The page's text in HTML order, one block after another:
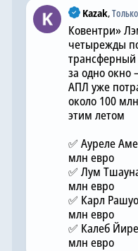
Kazak,
Ковентри»
четырежды
за одно окно
АПЛ уже
около 100
этим летом
✅ Ауреле
млн евро
✅ Лум
млн евро
✅ Карл
млн евро
✅ Калеб
млн евро